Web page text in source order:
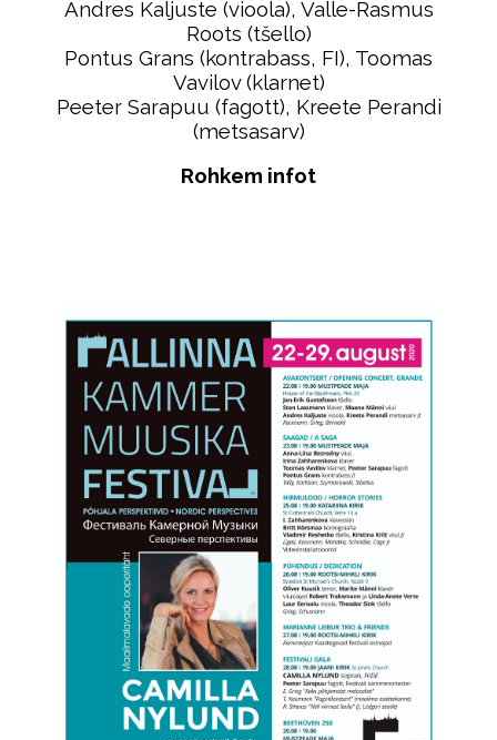
Andres Kaljuste (vioola), Valle-Rasmus
Roots (tšello)
Pontus Grans (kontrabass, FI), Toomas
Vavilov (klarnet)
Peeter Sarapuu (fagott), Kreete Perandi
(metsasarv)
Rohkem infot